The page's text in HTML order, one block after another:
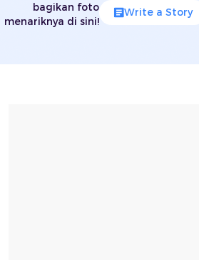
bagikan foto
menariknya di sini!
Write a Story